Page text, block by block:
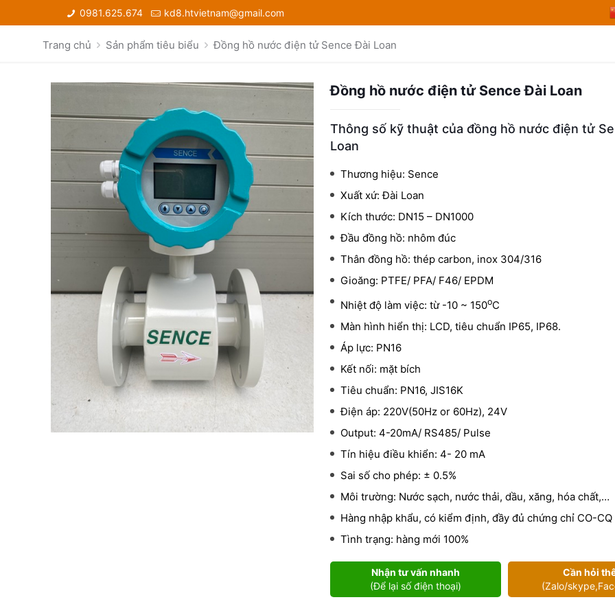
0981.625.674 kd8.htvietnam@gmail.com
Trang chủ Sản phẩm tiêu biểu Đồng hồ nước điện tử Sence Đài Loan
Đồng hồ nước điện tử Sence Đài Loan
Thông số kỹ thuật của đồng hồ nước điện tử
Loan
Thương hiệu: Sence
Xuất xứ: Đài Loan
Kích thước: DN15 – DN1000
Đầu đồng hồ: nhôm đúc
Thân đồng hồ: thép carbon, inox 304/316
Gioăng: PTFE/ PFA/ F46/ EPDM
Nhiệt độ làm việc: từ -10 ~ 150oC
Màn hình hiển thị: LCD, tiêu chuẩn IP65, IP68.
Áp lực: PN16
Kết nối: mặt bích
Tiêu chuẩn: PN16, JIS16K
Điện áp: 220V(50Hz or 60Hz), 24V
Output: 4-20mA/ RS485/ Pulse
Tín hiệu điều khiển: 4- 20 mA
Sai số cho phép: ± 0.5%
Môi trường: Nước sạch, nước thải, dầu, xăng, hóa chất,…
Hàng nhập khẩu, có kiểm định, đầy đủ chứng chỉ CO-CQ
Tình trạng: hàng mới 100%
Nhận tư vấn nhanh
(Để lại số điện thoại)
Cần hỏi
(Zalo/